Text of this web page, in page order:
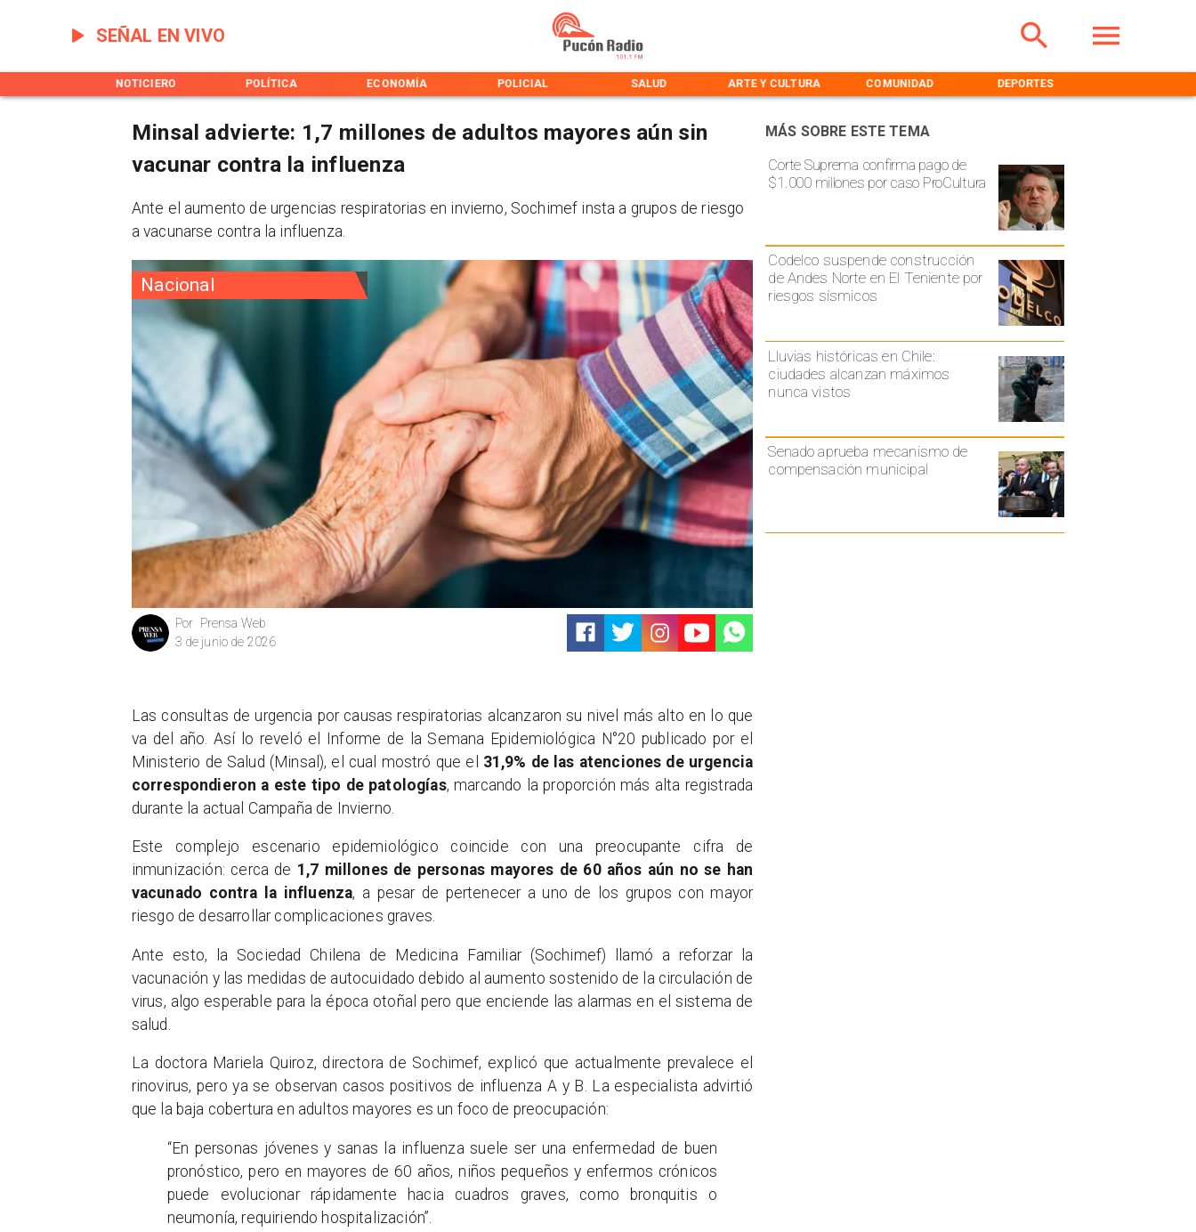
SEÑAL EN VIVO
NOTICIERO POLÍTICA ECONOMÍA POLICIAL SALUD ARTE Y CULTURA COMUNIDAD DEPORTES
Nacional
Prensa Web
Por
3 de junio de 2026
Corte Suprema confirma pago de
$1.000 millones por caso ProCultura
Codelco suspende construcción
de Andes Norte en El Teniente por
riesgos sísmicos
Lluvias históricas en Chile:
ciudades alcanzan máximos
nunca vistos
Senado aprueba mecanismo de
compensación municipal
MÁS SOBRE ESTE TEMA
Minsal advierte: 1,7 millones de adultos mayores aún sin
vacunar contra la influenza
Ante el aumento de urgencias respiratorias en invierno, Sochimef insta a grupos de riesgo
a vacunarse contra la influenza.
Las consultas de urgencia por causas respiratorias alcanzaron su nivel más alto en lo que
va del año. Así lo reveló el Informe de la Semana Epidemiológica N°20 publicado por el
Ministerio de Salud (Minsal), el cual mostró que el 31,9% de las atenciones de urgencia
correspondieron a este tipo de patologías, marcando la proporción más alta registrada
durante la actual Campaña de Invierno.
Este complejo escenario epidemiológico coincide con una preocupante cifra de
inmunización: cerca de 1,7 millones de personas mayores de 60 años aún no se han
vacunado contra la influenza, a pesar de pertenecer a uno de los grupos con mayor
riesgo de desarrollar complicaciones graves.
Ante esto, la Sociedad Chilena de Medicina Familiar (Sochimef) llamó a reforzar la
vacunación y las medidas de autocuidado debido al aumento sostenido de la circulación de
virus, algo esperable para la época otoñal pero que enciende las alarmas en el sistema de
salud.
La doctora Mariela Quiroz, directora de Sochimef, explicó que actualmente prevalece el
rinovirus, pero ya se observan casos positivos de influenza A y B. La especialista advirtió
que la baja cobertura en adultos mayores es un foco de preocupación:
“En personas jóvenes y sanas la influenza suele ser una enfermedad de buen
pronóstico, pero en mayores de 60 años, niños pequeños y enfermos crónicos
puede evolucionar rápidamente hacia cuadros graves, como bronquitis o
neumonía, requiriendo hospitalización”.